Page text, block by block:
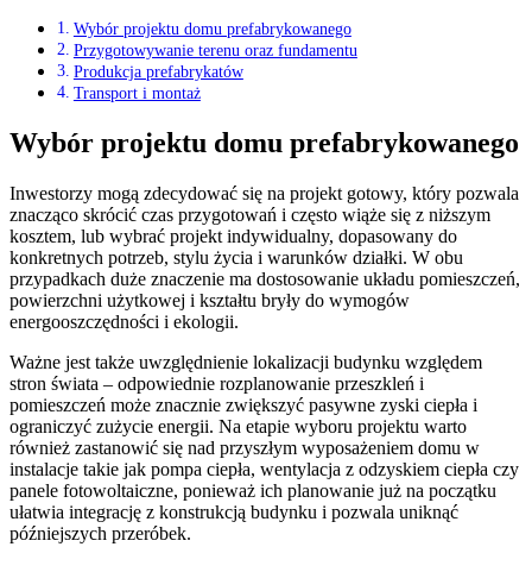
Wybór projektu domu prefabrykowanego
Przygotowywanie terenu oraz fundamentu
Produkcja prefabrykatów
Transport i montaż
Wybór projektu domu prefabrykowanego
Inwestorzy mogą zdecydować się na projekt gotowy, który pozwala
znacząco skrócić czas przygotowań i często wiąże się z niższym
kosztem, lub wybrać projekt indywidualny, dopasowany do
konkretnych potrzeb, stylu życia i warunków działki. W obu
przypadkach duże znaczenie ma dostosowanie układu pomieszczeń,
powierzchni użytkowej i kształtu bryły do wymogów
energooszczędności i ekologii.
Ważne jest także uwzględnienie lokalizacji budynku względem
stron świata – odpowiednie rozplanowanie przeszkleń i
pomieszczeń może znacznie zwiększyć pasywne zyski ciepła i
ograniczyć zużycie energii. Na etapie wyboru projektu warto
również zastanowić się nad przyszłym wyposażeniem domu w
instalacje takie jak pompa ciepła, wentylacja z odzyskiem ciepła czy
panele fotowoltaiczne, ponieważ ich planowanie już na początku
ułatwia integrację z konstrukcją budynku i pozwala uniknąć
późniejszych przeróbek.